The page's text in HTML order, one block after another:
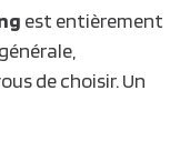
est entièrement
de choisir. Un